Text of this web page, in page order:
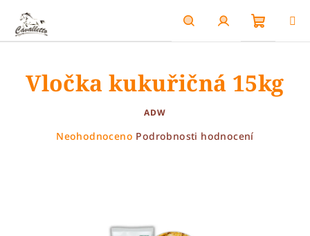
obsah
HledatPřihlášení
košík
Vločka kukuřičná 15kg
ADW
Průměrné
Neohodnoceno Podrobnosti hodnocení